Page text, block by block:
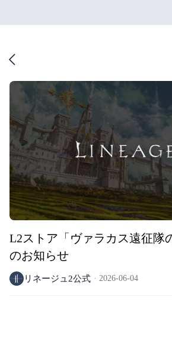
L2ストア「ヴァラカス遠征隊
のお知らせ
リネージュ2公式 2026-06-04